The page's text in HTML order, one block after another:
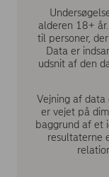
alderen 18+
til personer,
Data er
udsnit af den
Vejning af
er vejet på
baggrund af et
resultaterne